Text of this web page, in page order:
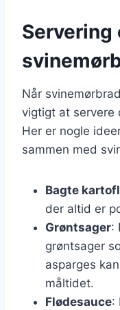
Når
vigtigt at servere
Her er nogle
sammen med
Bagte
der altid er
Grøntsager:
grøntsager
asparges
måltidet.
Flødesauce: